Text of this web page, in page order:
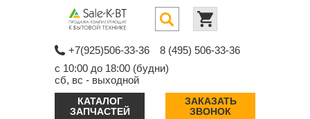
+7(925)506-33-36
8 (495) 506-33-36
с 10:00 до 18:00 (будни)
сб, вс - выходной
КАТАЛОГ
ЗАПЧАСТЕЙ
ЗАКАЗАТЬ
ЗВОНОК